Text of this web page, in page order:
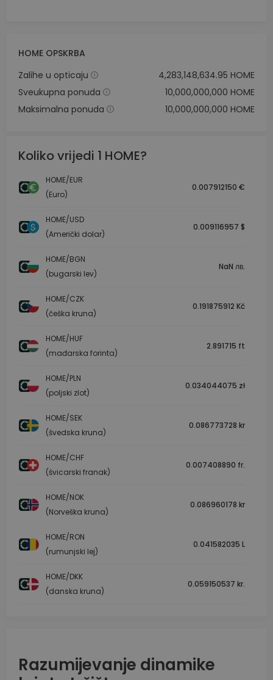
HOME OPSKRBA
Zalihe u opticaju
4,283,148,634.95 HOME
Sveukupna ponuda
10,000,000,000 HOME
Maksimalna ponuda
10,000,000,000 HOME
Koliko vrijedi 1 HOME?
HOME/EUR
(Euro)
0.007912150 €
HOME/USD
(Američki dolar)
0.009116957 $
HOME/BGN
(bugarski lev)
NaN лв.
HOME/CZK
(češka kruna)
0.191875912 Kč
HOME/HUF
(mađarska forinta)
2.891715 ft
HOME/PLN
(poljski zlot)
0.034044075 zł
HOME/SEK
(švedska kruna)
0.086773728 kr
HOME/CHF
(švicarski franak)
0.007408890 fr.
HOME/NOK
(Norveška kruna)
0.086960178 kr
HOME/RON
(rumunjski lej)
0.041582035 L
HOME/DKK
(danska kruna)
0.059150537 kr.
Razumijevanje dinamike